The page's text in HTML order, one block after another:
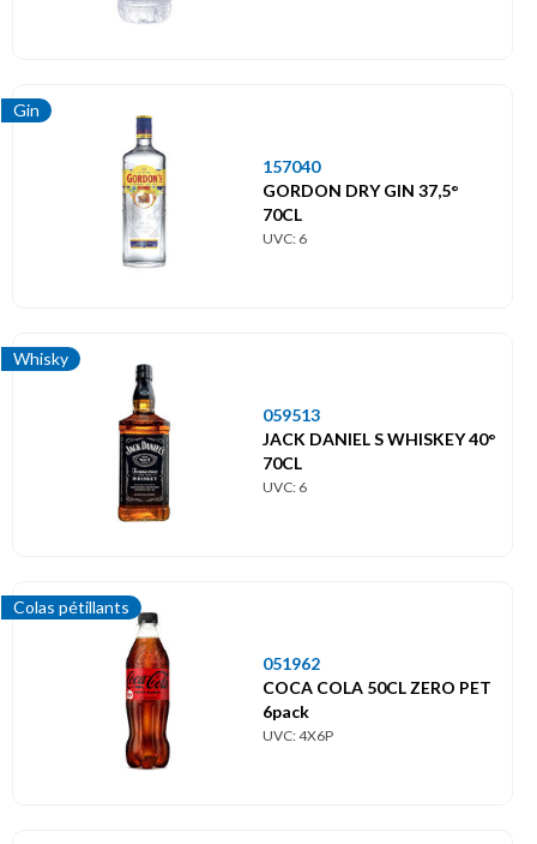
Gin
157040
GORDON DRY GIN 37,5°
70CL
UVC: 6
Whisky
059513
JACK DANIEL S WHISKEY 40°
70CL
UVC: 6
Colas pétillants
051962
COCA COLA 50CL ZERO PET
6pack
UVC: 4X6P